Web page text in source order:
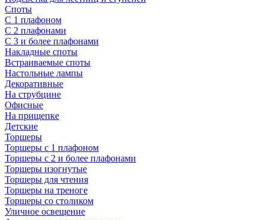
Споты
С 1 плафоном
С 2 плафонами
С 3 и более плафонами
Накладные споты
Встраиваемые споты
Настольные лампы
Декоративные
На струбцине
Офисные
На прищепке
Детские
Торшеры
Торшеры с 1 плафоном
Торшеры с 2 и более плафонами
Торшеры изогнутые
Торшеры для чтения
Торшеры на треноге
Торшеры со столиком
Уличное освещение